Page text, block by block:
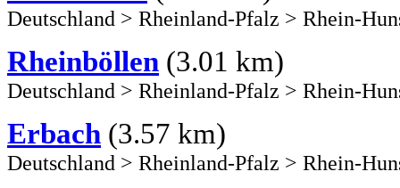
Deutschland > Rheinland-Pfalz > Rhein-
Rheinböllen (3.01 km)
Deutschland > Rheinland-Pfalz > Rhein-
Erbach (3.57 km)
Deutschland > Rheinland-Pfalz > Rhein-